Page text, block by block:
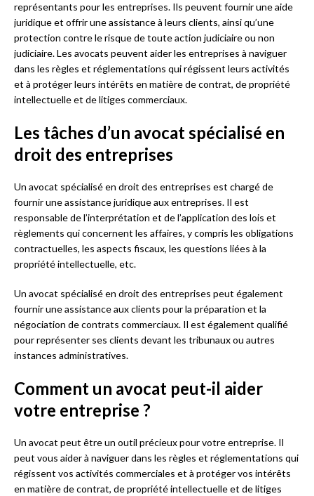
représentants pour les entreprises. Ils peuvent fournir une aide
juridique et offrir une assistance à leurs clients, ainsi qu’une
protection contre le risque de toute action judiciaire ou non
judiciaire. Les avocats peuvent aider les entreprises à naviguer
dans les règles et réglementations qui régissent leurs activités
et à protéger leurs intérêts en matière de contrat, de propriété
intellectuelle et de litiges commerciaux.
Les tâches d’un avocat spécialisé en
droit des entreprises
Un avocat spécialisé en droit des entreprises est chargé de
fournir une assistance juridique aux entreprises. Il est
responsable de l’interprétation et de l’application des lois et
règlements qui concernent les affaires, y compris les obligations
contractuelles, les aspects fiscaux, les questions liées à la
propriété intellectuelle, etc.
Un avocat spécialisé en droit des entreprises peut également
fournir une assistance aux clients pour la préparation et la
négociation de contrats commerciaux. Il est également qualifié
pour représenter ses clients devant les tribunaux ou autres
instances administratives.
Comment un avocat peut-il aider
votre entreprise ?
Un avocat peut être un outil précieux pour votre entreprise. Il
peut vous aider à naviguer dans les règles et réglementations qui
régissent vos activités commerciales et à protéger vos intérêts
en matière de contrat, de propriété intellectuelle et de litiges